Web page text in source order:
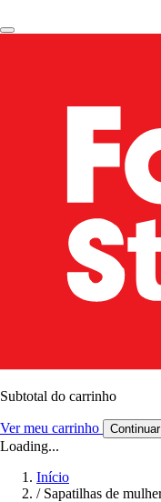
Subtotal do carrinho
Ver meu carrinho
Loading...
Início
/ Sapatilhas de